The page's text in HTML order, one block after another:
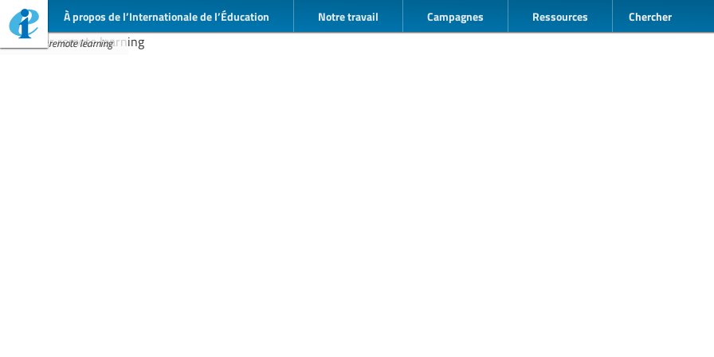
À propos de l’Internationale de l’Éducation Notre travail Campagnes Ressources Chercher
teacher remote learning